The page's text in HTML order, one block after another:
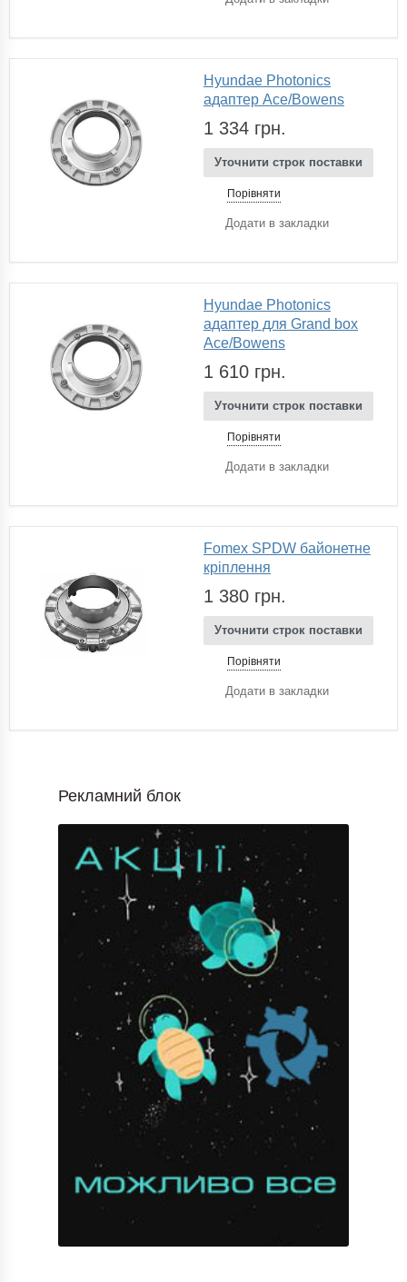
Hyundae Photonics
адаптер Ace/Bowens
1 334 грн.
Уточнити строк поставки
Порівняти
Додати в закладки
Hyundae Photonics
адаптер для Grand box
Ace/Bowens
1 610 грн.
Уточнити строк поставки
Порівняти
Додати в закладки
Fomex SPDW байонетне
кріплення
1 380 грн.
Уточнити строк поставки
Порівняти
Додати в закладки
Рекламний блок